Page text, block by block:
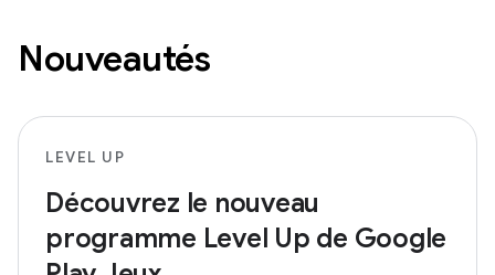
Nouveautés
LEVEL UP
Découvrez le nouveau
programme Level Up de Google